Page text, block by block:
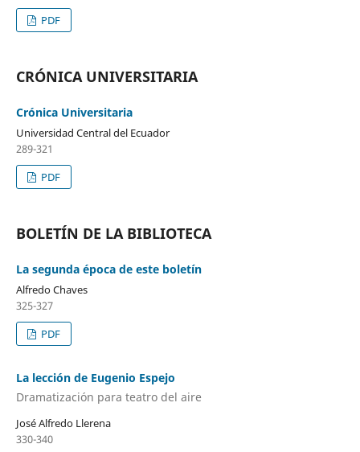
PDF
CRÓNICA UNIVERSITARIA
Crónica Universitaria
Universidad Central del Ecuador
289-321
PDF
BOLETÍN DE LA BIBLIOTECA
La segunda época de este boletín
Alfredo Chaves
325-327
PDF
La lección de Eugenio Espejo
Dramatización para teatro del aire
José Alfredo Llerena
330-340